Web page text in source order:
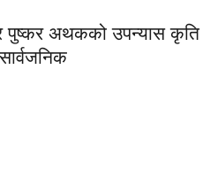
पुष्कर अथकको उपन्यास कृति